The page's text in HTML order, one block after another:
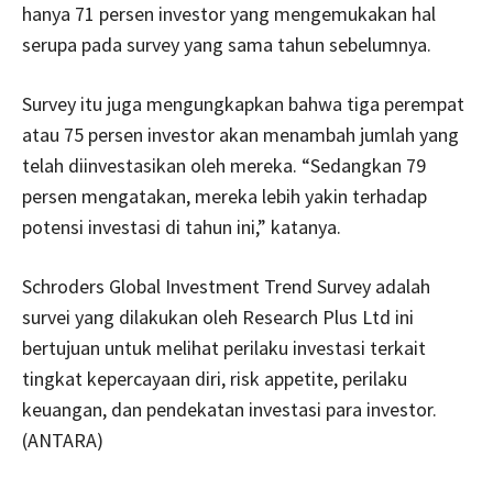
hanya 71 persen investor yang mengemukakan hal
serupa pada survey yang sama tahun sebelumnya.
Survey itu juga mengungkapkan bahwa tiga perempat
atau 75 persen investor akan menambah jumlah yang
telah diinvestasikan oleh mereka. “Sedangkan 79
persen mengatakan, mereka lebih yakin terhadap
potensi investasi di tahun ini,” katanya.
Schroders Global Investment Trend Survey adalah
survei yang dilakukan oleh Research Plus Ltd ini
bertujuan untuk melihat perilaku investasi terkait
tingkat kepercayaan diri, risk appetite, perilaku
keuangan, dan pendekatan investasi para investor.
(ANTARA)